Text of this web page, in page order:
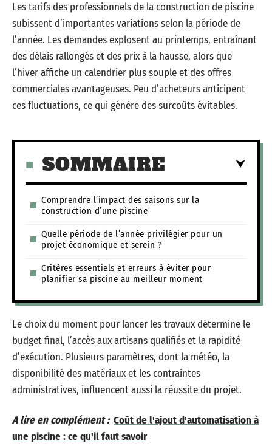
Les tarifs des professionnels de la construction de piscine
subissent d’importantes variations selon la période de
l’année. Les demandes explosent au printemps, entraînant
des délais rallongés et des prix à la hausse, alors que
l’hiver affiche un calendrier plus souple et des offres
commerciales avantageuses. Peu d’acheteurs anticipent
ces fluctuations, ce qui génère des surcoûts évitables.
SOMMAIRE
Comprendre l’impact des saisons sur la
construction d’une piscine
Quelle période de l’année privilégier pour un
projet économique et serein ?
Critères essentiels et erreurs à éviter pour
planifier sa piscine au meilleur moment
Le choix du moment pour lancer les travaux détermine le
budget final, l’accès aux artisans qualifiés et la rapidité
d’exécution. Plusieurs paramètres, dont la météo, la
disponibilité des matériaux et les contraintes
administratives, influencent aussi la réussite du projet.
A lire en complément : Coût de l'ajout d'automatisation à
une piscine : ce qu'il faut savoir